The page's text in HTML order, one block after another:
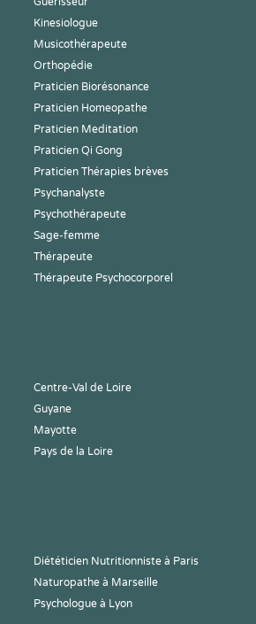
Kinesiologue
Musicothérapeute
Orthopédie
Praticien Biorésonance
Praticien Homeopathe
Praticien Meditation
Praticien Qi Gong
Praticien Thérapies brèves
Psychanalyste
Psychothérapeute
Sage-femme
Thérapeute
Thérapeute Psychocorporel
Centre-Val de Loire
Guyane
Mayotte
Pays de la Loire
Diététicien Nutritionniste à Paris
Naturopathe à Marseille
Psychologue à Lyon